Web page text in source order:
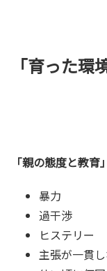
「育った環
「親の態度と教
暴力
過干渉
ヒステリー
主張が一貫